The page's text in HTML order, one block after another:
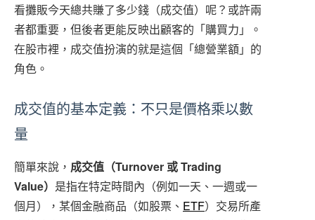
看攤販今天總共賺了多少錢（成交值）呢？或許兩
者都重要，但後者更能反映出顧客的「購買力」。
在股市裡，成交值扮演的就是這個「總營業額」的
角色。
成交值的基本定義：不只是價格乘以數
量
簡單來說， 成交值（Turnover 或 Trading
Value） 是指在特定時間內（例如一天、一週或一
個月），某個金融商品（如股票、 ETF）交易所產